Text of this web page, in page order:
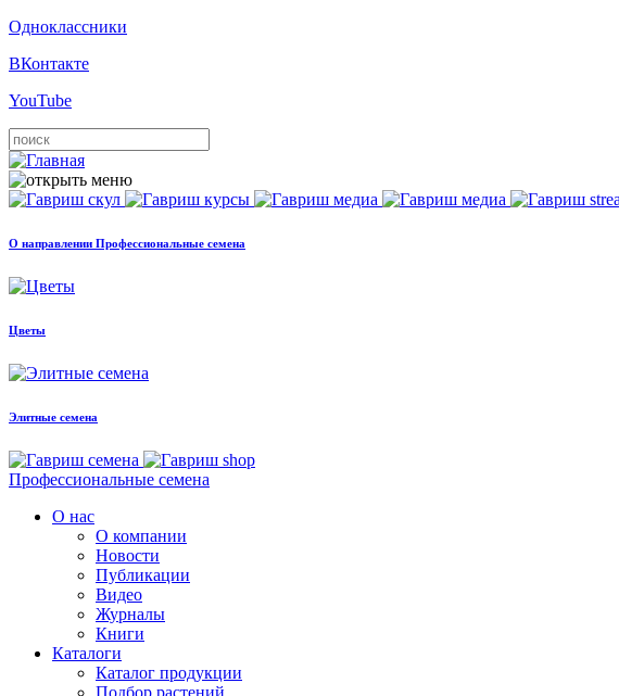
Одноклассники
ВКонтакте
YouTube
О направлении Профессиональные семена
Цветы
Элитные семена
Профессиональные семена
О нас
О компании
Новости
Публикации
Видео
Журналы
Книги
Каталоги
Каталог продукции
Подбор растений